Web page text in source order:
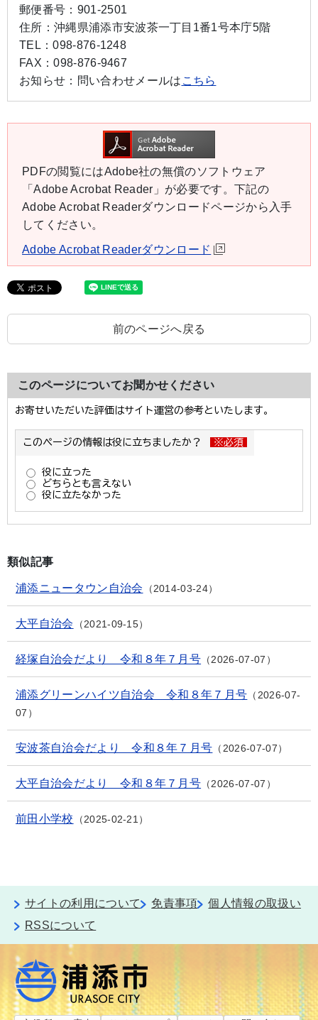
郵便番号： 901-2501
住所： 沖縄県浦添市安波茶一丁目1番1号本庁5階
TEL：098-876-1248
FAX：098-876-9467
お知らせ： 問い合わせメールは こちら
PDFの閲覧にはAdobe社の無償のソフトウェア
「Adobe Acrobat Reader」が必要です。下記の
Adobe Acrobat Readerダウンロードページから入手
してください。
Adobe Acrobat Readerダウンロード
前のページへ戻る
このページについてお聞かせください
類似記事
浦添ニュータウン自治会 2014-03-24
大平自治会 2021-09-15
経塚自治会だより 令和８年７月号 2026-07-07
浦添グリーンハイツ自治会 令和８年７月号
2026-07-
07
安波茶自治会だより 令和８年７月号 2026-07-07
大平自治会だより 令和８年７月号 2026-07-07
前田小学校 2025-02-21
サイトの利用について 免責事項
個人情報の取扱い
RSSについて